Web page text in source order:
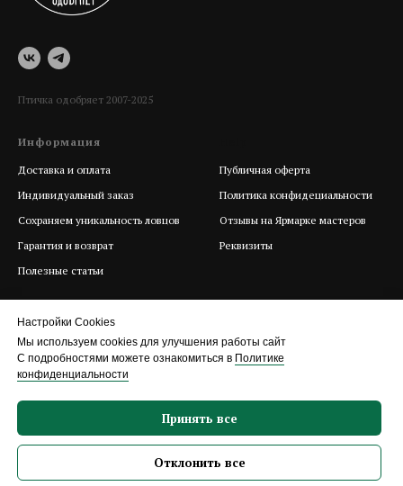
Настройки Cookies
Мы используем cookies для улучшения работы сайт
С подробностями можете ознакомиться в Политике
конфиденциальности
Принять все
Отклонить все
Птичка одобряет 2007-2025
Информация
Доставка и оплата
Индивидуальный заказ
Сохраняем уникальность ловцов
Гарантия и возврат
Полезные статьи
Публичная оферта
Политика конфидециальности
Отзывы на Ярмарке мастеров
Реквизиты
Сайт разработан и поддерживается агентством